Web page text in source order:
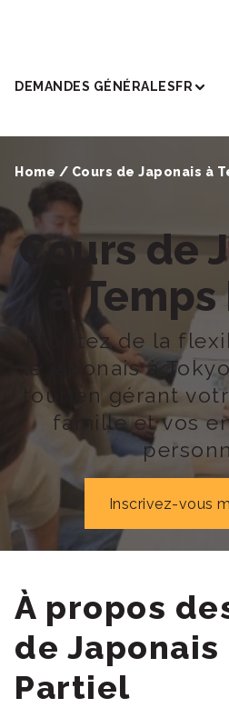
DEMANDES GÉNÉRALESFR
Home / Cours de Japonais à
Cours de
à
Profitez de la
le japonais à
tout en gérant
famille et vos
Inscrivez-vous
À propos
de Japonais
Partiel